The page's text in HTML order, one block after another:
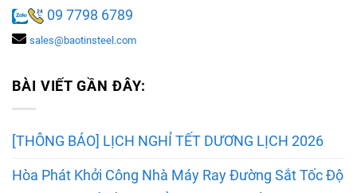
09 7798 6789
sales@baotinsteel.com
BÀI VIẾT GẦN ĐÂY:
[THÔNG BÁO] LỊCH NGHỈ TẾT DƯƠNG LỊCH 2026
Hòa Phát Khởi Công Nhà Máy Ray Đường Sắt Tốc Độ